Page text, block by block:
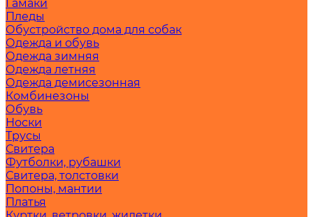
Гамаки
Пледы
Обустройство дома для собак
Одежда и обувь
Одежда зимняя
Одежда летняя
Одежда демисезонная
Комбинезоны
Обувь
Носки
Трусы
Свитера
Футболки, рубашки
Свитера, толстовки
Попоны, мантии
Платья